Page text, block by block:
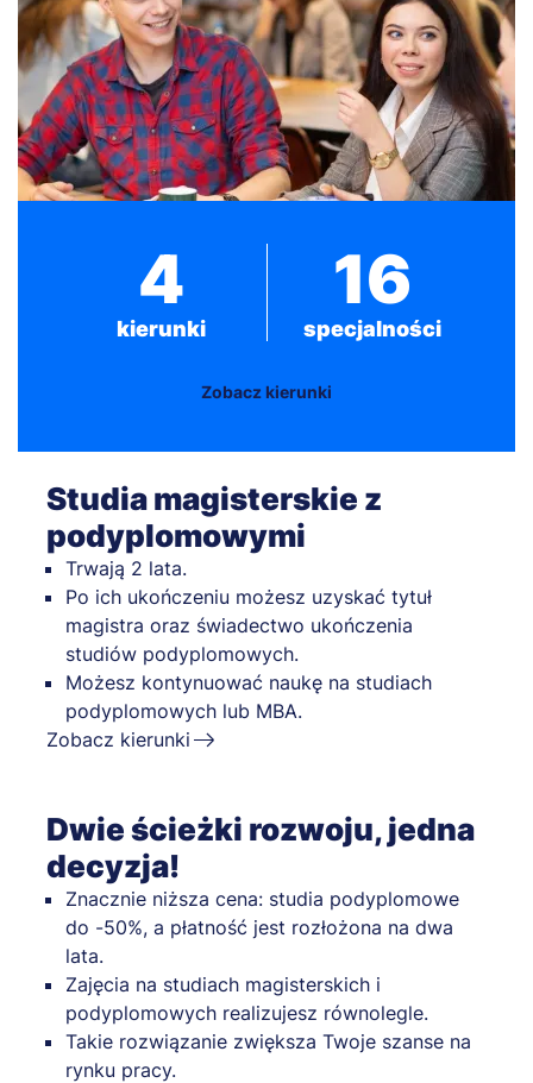
4
kierunki
16
specjalności
Zobacz kierunki
Studia magisterskie z
podyplomowymi
Trwają 2 lata.
Po ich ukończeniu możesz uzyskać tytuł
magistra oraz świadectwo ukończenia
studiów podyplomowych.
Możesz kontynuować naukę na studiach
podyplomowych lub MBA.
Zobacz kierunki
Dwie ścieżki rozwoju, jedna
decyzja!
Znacznie niższa cena: studia podyplomowe
do -50%, a płatność jest rozłożona na dwa
lata.
Zajęcia na studiach magisterskich i
podyplomowych realizujesz równolegle.
Takie rozwiązanie zwiększa Twoje szanse na
rynku pracy.